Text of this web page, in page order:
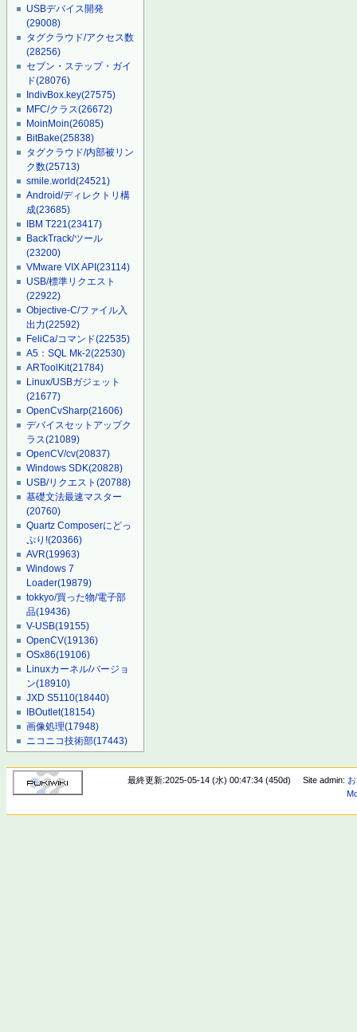
USBデバイス開発
(29008)
タグクラウド/アクセス数
(28256)
セブン・ステップ・ガイ
ド(28076)
IndivBox.key(27575)
MFC/クラス(26672)
MoinMoin(26085)
BitBake(25838)
タグクラウド/内部被リン
ク数(25713)
smile.world(24521)
Android/ディレクトリ構
成(23685)
IBM T221(23417)
BackTrack/ツール
(23200)
VMware VIX API(23114)
USB/標準リクエスト
(22922)
Objective-C/ファイル入
出力(22592)
FeliCa/コマンド(22535)
A5：SQL Mk-2(22530)
ARToolKit(21784)
Linux/USBガジェット
(21677)
OpenCvSharp(21606)
デバイスセットアップク
ラス(21089)
OpenCV/cv(20837)
Windows SDK(20828)
USB/リクエスト(20788)
基礎文法最速マスター
(20760)
Quartz Composerにどっ
ぷり!(20366)
AVR(19963)
Windows 7
Loader(19879)
tokkyo/買った物/電子部
品(19436)
V-USB(19155)
OpenCV(19136)
OSx86(19106)
Linuxカーネル/バージョ
ン(18910)
JXD S5110(18440)
IBOutlet(18154)
画像処理(17948)
ニコニコ技術部(17443)
最終更新:2025-05-14 (水) 00:47:34 (450d) Site admin: